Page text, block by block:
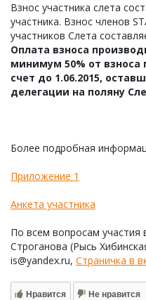
Взнос участника слета
участника. Взнос членов
участников Слета
Оплата взноса
минимум 50% от взноса
счет до 1.06.2015,
делегации на поляну
Более подробная
Приложение 1
Анкета участника
По всем вопросам
Строганова (Рысь
is@yandex.ru, Страничка в
Нравится Не нравится